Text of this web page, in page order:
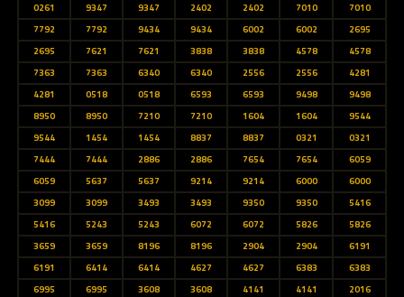
0261
9347 9347 2402 2402 7010
7010
7792
7792 9434 9434 6002 6002
2695
2695
7621 7621 3838 3838 4578
4578
7363
7363 6340 6340 2556 2556
4281
4281
0518 0518 6593 6593 9498
9498
8950
8950 7210 7210 1604 1604
9544
9544
1454 1454 8837 8837 0321
0321
7444
7444 2886 2886 7654 7654
6059
6059
5637 5637 9214 9214 6000
6000
3099
3099 3493 3493 9350 9350
5416
5416
5243 5243 6072 6072 5826
5826
3659
3659 8196 8196 2904 2904
6191
6191
6414 6414 4627 4627 6383
6383
6995
6995 3608 3608 4141 4141
2016